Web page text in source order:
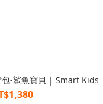
包-鯊魚寶貝 | Smart Kids